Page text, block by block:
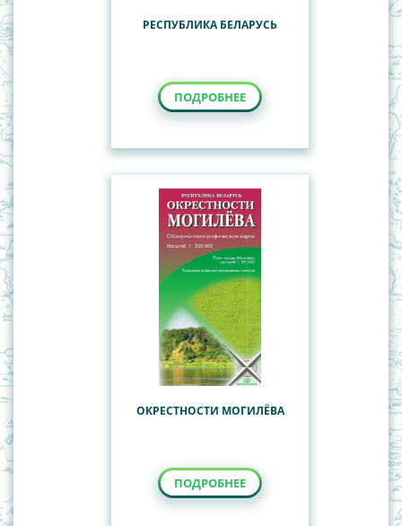
РЕСПУБЛИКА БЕЛАРУСЬ
ПОДРОБНЕЕ
ОКРЕСТНОСТИ МОГИЛЁВА
ПОДРОБНЕЕ